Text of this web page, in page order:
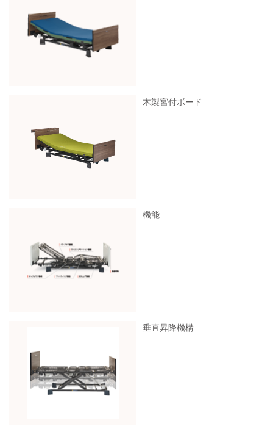
木製宮付ボード
機能
垂直昇降機構